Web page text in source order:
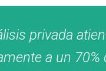
privada
a un 70%